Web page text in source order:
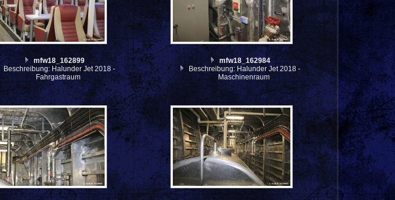
mfw18_162899
Beschreibung: Halunder Jet 2018 -
Fahrgastraum
mfw18_162984
Beschreibung: Halunder Jet 2018 -
Maschinenraum